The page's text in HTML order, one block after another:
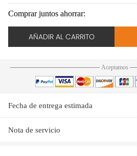
Comprar juntos ahorrar:
AÑADIR AL CARRITO
Aceptamos
Fecha de entrega estimada
Nota de servicio